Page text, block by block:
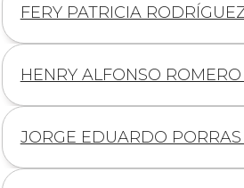
Información
FERY PATRICIA
Información
HENRY ALFONSO
Información
JORGE EDUARDO